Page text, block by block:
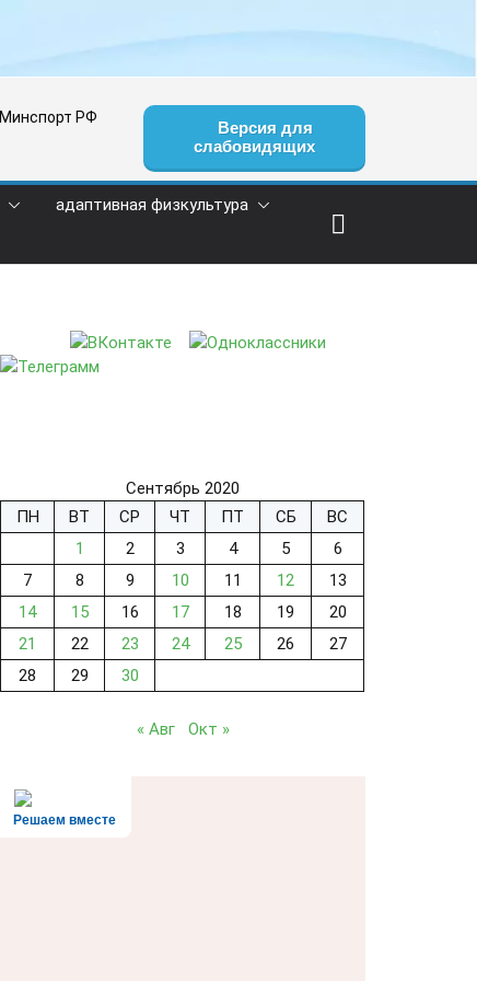
Версия для
слабовидящих
адаптивная физкультура
Сентябрь 2020
ПН
ВТ СР ЧТ ПТ СБ
ВС
1
2 3 4 5
6
7
8 9 10 11 12
13
14
15 16 17 18 19
20
21
22 23 24 25 26
27
28
29 30
« Авг Окт »
Решаем вместе